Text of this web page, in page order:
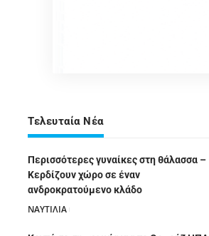
Τελευταία Νέα
Περισσότερες γυναίκες στη θάλασσα –
Κερδίζουν χώρο σε έναν
ανδροκρατούμενο κλάδο
ΝΑΥΤΙΛΙΑ